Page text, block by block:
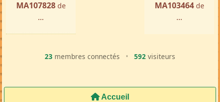
MA107828 de
...
MA103464 de
...
23 membres connectés • 592 visiteurs
Accueil